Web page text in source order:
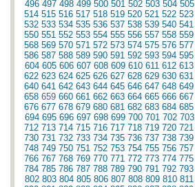
496 497 498 499 500 501 502 503 504 505
514 515 516 517 518 519 520 521 522 523
532 533 534 535 536 537 538 539 540 541
550 551 552 553 554 555 556 557 558 559
568 569 570 571 572 573 574 575 576 577
586 587 588 589 590 591 592 593 594 595
604 605 606 607 608 609 610 611 612 613
622 623 624 625 626 627 628 629 630 631
640 641 642 643 644 645 646 647 648 649
658 659 660 661 662 663 664 665 666 667
676 677 678 679 680 681 682 683 684 685
694 695 696 697 698 699 700 701 702 703
712 713 714 715 716 717 718 719 720 721
730 731 732 733 734 735 736 737 738 739
748 749 750 751 752 753 754 755 756 757
766 767 768 769 770 771 772 773 774 775
784 785 786 787 788 789 790 791 792 793
802 803 804 805 806 807 808 809 810 811